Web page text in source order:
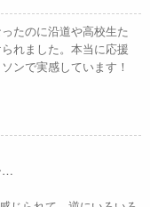
たのに沿道や高校生た
れました。本当に応援
ンで実感しています！
…